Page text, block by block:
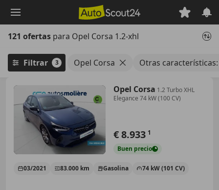
principal
121 ofertas para Opel Corsa 1.2-xhl
Filtrar 3 Opel Corsa Otras
Opel Corsa 1.2 Turbo XHL
Elegance 74 kW (100 CV)
€ 8.933 1
Buen precio
03/2021 83.000 km Gasolina 74 kW (101 CV)